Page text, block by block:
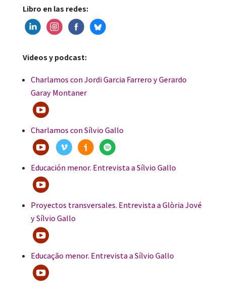
Libro en las redes:
Videos y podcast:
Charlamos con Jordi Garcia Farrero y Gerardo
Garay Montaner
Charlamos con Sílvio Gallo
Educación menor. Entrevista a Sílvio Gallo
Proyectos transversales. Entrevista a Glòria Jové
y Sílvio Gallo
Educação menor. Entrevista a Sílvio Gallo